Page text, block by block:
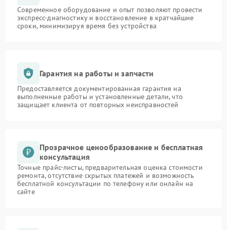
Современное оборудование и опыт позволяют провести
экспресс-диагностику и восстановление в кратчайшие
сроки, минимизируя время без устройства
Гарантия на работы и запчасти
Предоставляется документированная гарантия на
выполненные работы и установленные детали, что
защищает клиента от повторных неисправностей
Прозрачное ценообразование и бесплатная
консультация
Точные прайс-листы, предварительная оценка стоимости
ремонта, отсутствие скрытых платежей и возможность
бесплатной консультации по телефону или онлайн на
сайте